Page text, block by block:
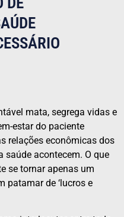
mata, segrega vidas e
estar do paciente
relações econômicas dos
saúde acontecem. O que
se tornar apenas um
patamar de ‘lucros e